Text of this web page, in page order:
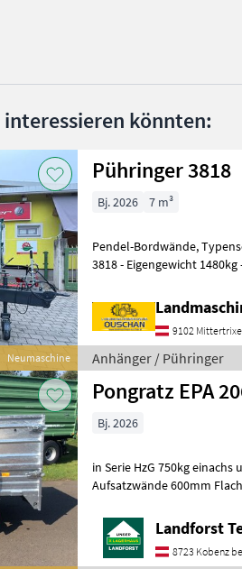
könnten:
Neumaschine
Pühringer 3818
Bj. 2026 7 m³
Pendel-Bordwände,
3818 - Eigengewicht 1480kg - Nutzlast 6000kg - Brückenmaße
9102
Anhänger / Pühringer
Pongratz EPA
Bj. 2026
in Serie HzG 750kg
Aufsatzwände 600mm
Landforst
8723 Kobenz